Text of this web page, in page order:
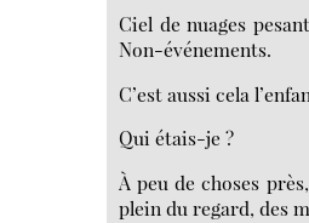
Ciel de nuages
Non-événements.
C’est aussi cela
Qui étais-je ?
À peu de choses
plein du regard, des